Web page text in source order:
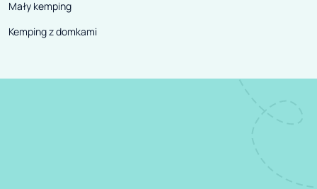
Mały kemping
Kemping z domkami